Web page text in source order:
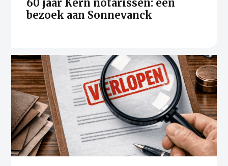
60 jaar Kern notarissen: een
bezoek aan Sonnevanck